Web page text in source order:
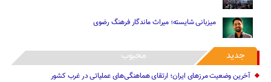
میزبانی شایسته؛ میراث ماندگار فرهنگ رضوی
جدید محبوب
آخرین وضعیت مرزهای ایران؛ ارتقای هماهنگی‌های عملیاتی در غرب کشور